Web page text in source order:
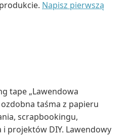
Napisz pierwszą
tape „Lawendowa
taśma z papieru
scrapbookingu,
projektów DIY. Lawendowy